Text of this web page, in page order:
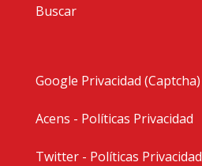
Buscar
Google Privacidad (Captcha)
Acens - Políticas Privacidad
Twitter - Políticas Privacidad